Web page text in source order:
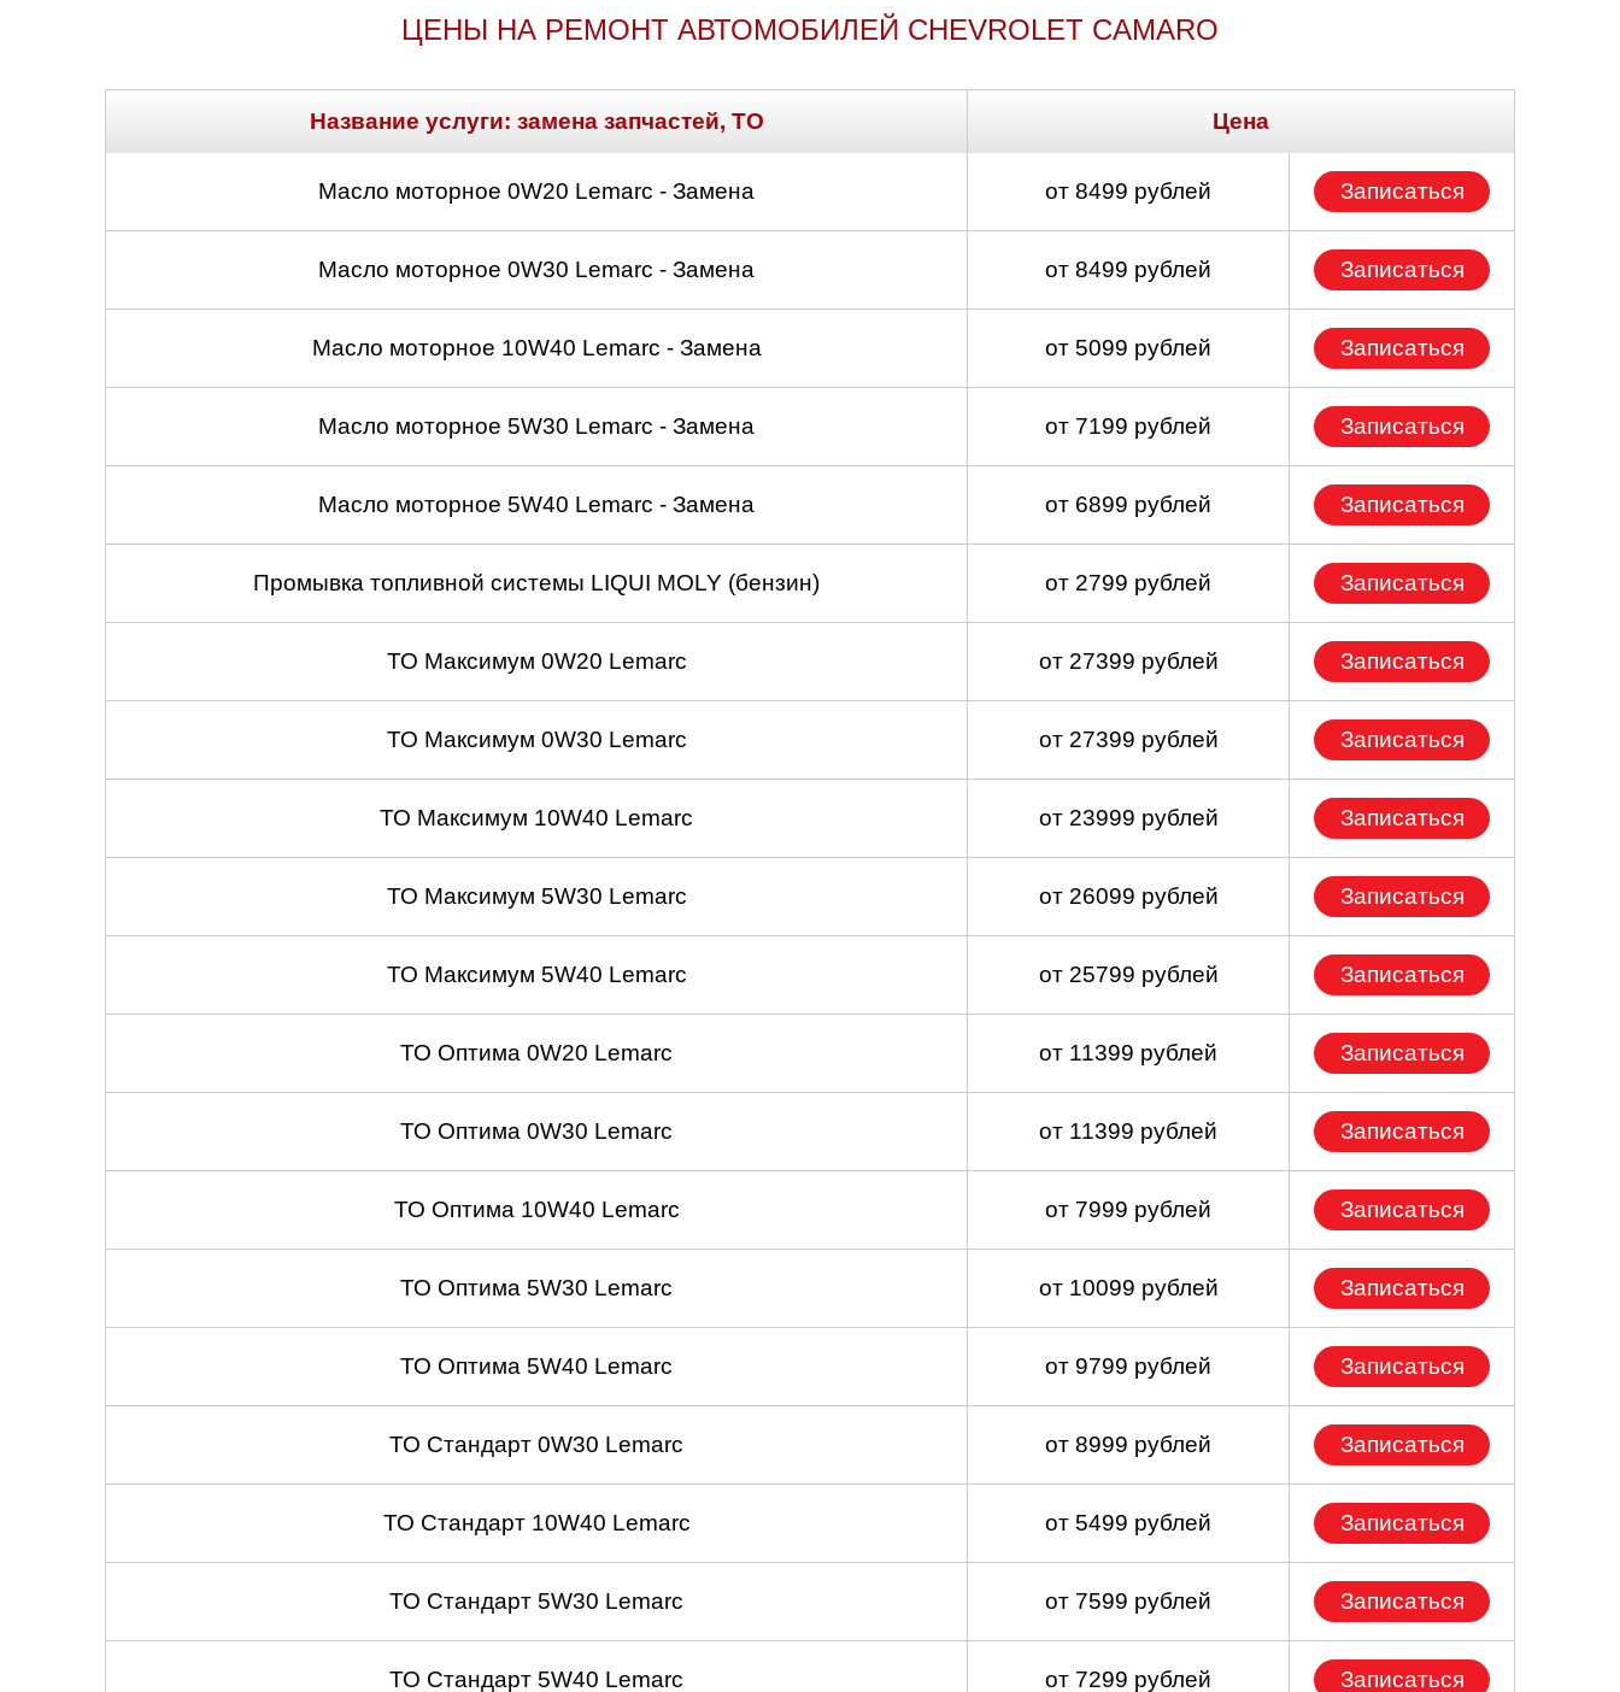
ЦЕНЫ НА РЕМОНТ АВТОМОБИЛЕЙ CHEVROLET CAMARO
Название услуги: замена запчастей, ТО Цена
Масло моторное 0W20 Lemarc - Замена от 8499 рублей Записаться
Масло моторное 0W30 Lemarc - Замена от 8499 рублей Записаться
Масло моторное 10W40 Lemarc - Замена от 5099 рублей Записаться
Масло моторное 5W30 Lemarc - Замена от 7199 рублей Записаться
Масло моторное 5W40 Lemarc - Замена от 6899 рублей Записаться
Промывка топливной системы LIQUI MOLY (бензин) от 2799 рублей Записаться
ТО Максимум 0W20 Lemarc от 27399 рублей Записаться
ТО Максимум 0W30 Lemarc от 27399 рублей Записаться
ТО Максимум 10W40 Lemarc от 23999 рублей Записаться
ТО Максимум 5W30 Lemarc от 26099 рублей Записаться
ТО Максимум 5W40 Lemarc от 25799 рублей Записаться
ТО Оптима 0W20 Lemarc от 11399 рублей Записаться
ТО Оптима 0W30 Lemarc от 11399 рублей Записаться
ТО Оптима 10W40 Lemarc от 7999 рублей Записаться
ТО Оптима 5W30 Lemarc от 10099 рублей Записаться
ТО Оптима 5W40 Lemarc от 9799 рублей Записаться
ТО Стандарт 0W30 Lemarc от 8999 рублей Записаться
ТО Стандарт 10W40 Lemarc от 5499 рублей Записаться
ТО Стандарт 5W30 Lemarc от 7599 рублей Записаться
ТО Стандарт 5W40 Lemarc от 7299 рублей Записаться